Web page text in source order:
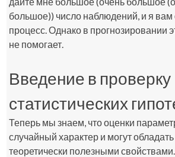
большое)) число наблюдений, и я
процесс. Однако в прогнозировании
не помогает.
Введение в проверку
статистических
Теперь мы знаем, что оценки
случайный характер и могут
теоретически полезными